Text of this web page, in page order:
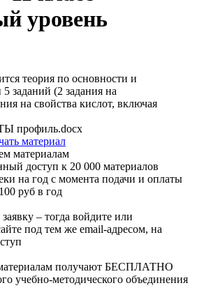
уровень
теория по основности и
заданий (2 задания на
на свойства кислот, включая
профиль.docx
материал
материалам
доступ к 20 000 материалов
на год с момента подачи и оплаты
руб в год
– тогда войдите или
под тем же email-адресом, на
получают БЕСПЛАТНО
учебно-методического объединения